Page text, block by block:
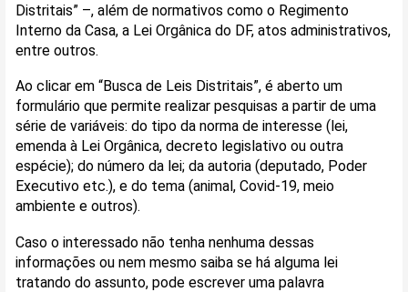
Distritais” –, além de normativos como o Regimento
Interno da Casa, a Lei Orgânica do DF, atos administrativos,
entre outros.
Ao clicar em “Busca de Leis Distritais”, é aberto um
formulário que permite realizar pesquisas a partir de uma
série de variáveis: do tipo da norma de interesse (lei,
emenda à Lei Orgânica, decreto legislativo ou outra
espécie); do número da lei; da autoria (deputado, Poder
Executivo etc.), e do tema (animal, Covid-19, meio
ambiente e outros).
Caso o interessado não tenha nenhuma dessas
informações ou nem mesmo saiba se há alguma lei
tratando do assunto, pode escrever uma palavra